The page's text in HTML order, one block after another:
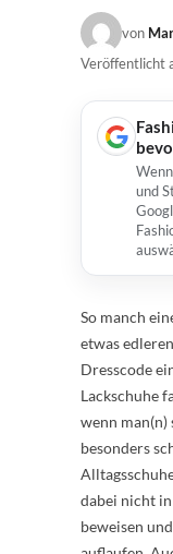
von
Veröffentlicht
und
So manch
etwas
Dresscode
Lackschuhe
wenn man(n)
besonders
dabei nicht
beweisen